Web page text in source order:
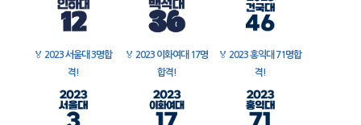
🏅 2023 서울대 3명합
격!
🏅 2023 이화여대 17명
합격!
🏅 2023 홍익대 71명합
격!